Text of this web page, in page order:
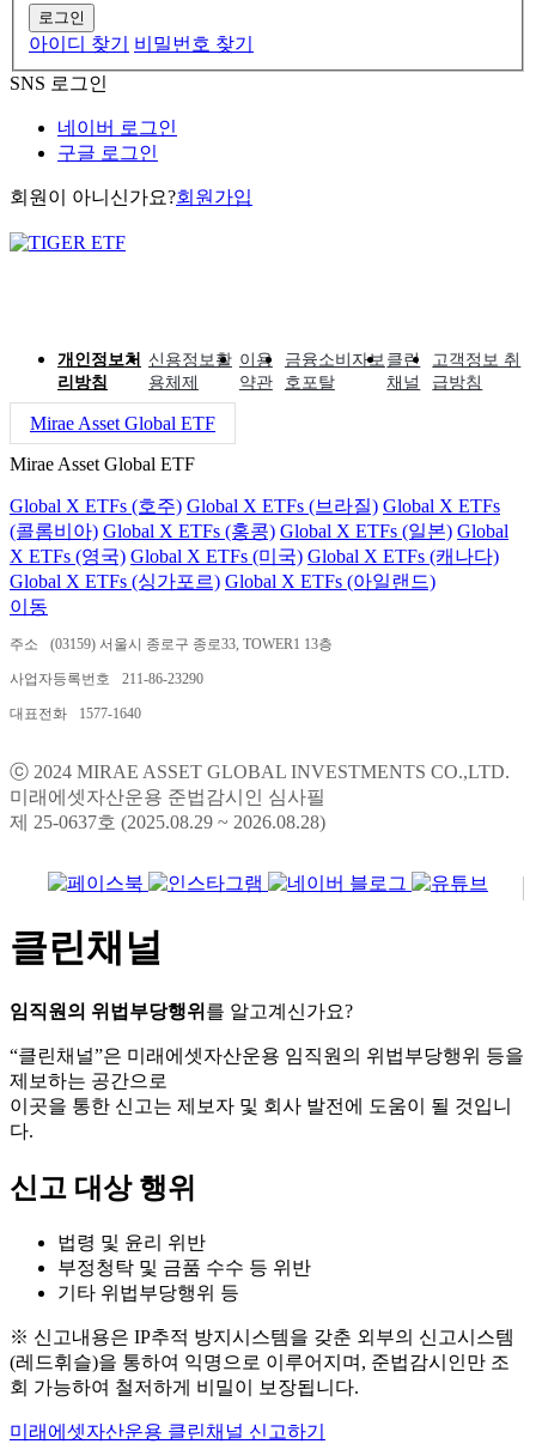
로그인
아이디 찾기
비밀번호 찾기
SNS 로그인
네이버 로그인
구글 로그인
회원이 아니신가요?회원가입
개인정보처
리방침
신용정보활
용체제
이용
약관
금융소비자보
호포탈
클린
채널
고객정보 취
급방침
Mirae Asset Global ETF
Mirae Asset Global ETF
Global X ETFs (호주) Global X ETFs (브라질) Global X ETFs
(콜롬비아) Global X ETFs (홍콩) Global X ETFs (일본) Global
X ETFs (영국) Global X ETFs (미국) Global X ETFs (캐나다)
Global X ETFs (싱가포르) Global X ETFs (아일랜드)
이동
주소 (03159) 서울시 종로구 종로33, TOWER1 13층
사업자등록번호 211-86-23290
대표전화 1577-1640
ⓒ 2024 MIRAE ASSET GLOBAL INVESTMENTS CO.,LTD.
미래에셋자산운용 준법감시인 심사필
제 25-0637호 (2025.08.29 ~ 2026.08.28)
클린채널
임직원의 위법부당행위 를 알고계신가요?
“클린채널”은 미래에셋자산운용 임직원의 위법부당행위 등을
제보하는 공간으로
이곳을 통한 신고는 제보자 및 회사 발전에 도움이 될 것입니
다.
신고 대상 행위
법령 및 윤리 위반
부정청탁 및 금품 수수 등 위반
기타 위법부당행위 등
※ 신고내용은 IP추적 방지시스템을 갖춘 외부의 신고시스템
(레드휘슬)을 통하여 익명으로 이루어지며, 준법감시인만 조
회 가능하여 철저하게 비밀이 보장됩니다.
미래에셋자산운용 클린채널 신고하기